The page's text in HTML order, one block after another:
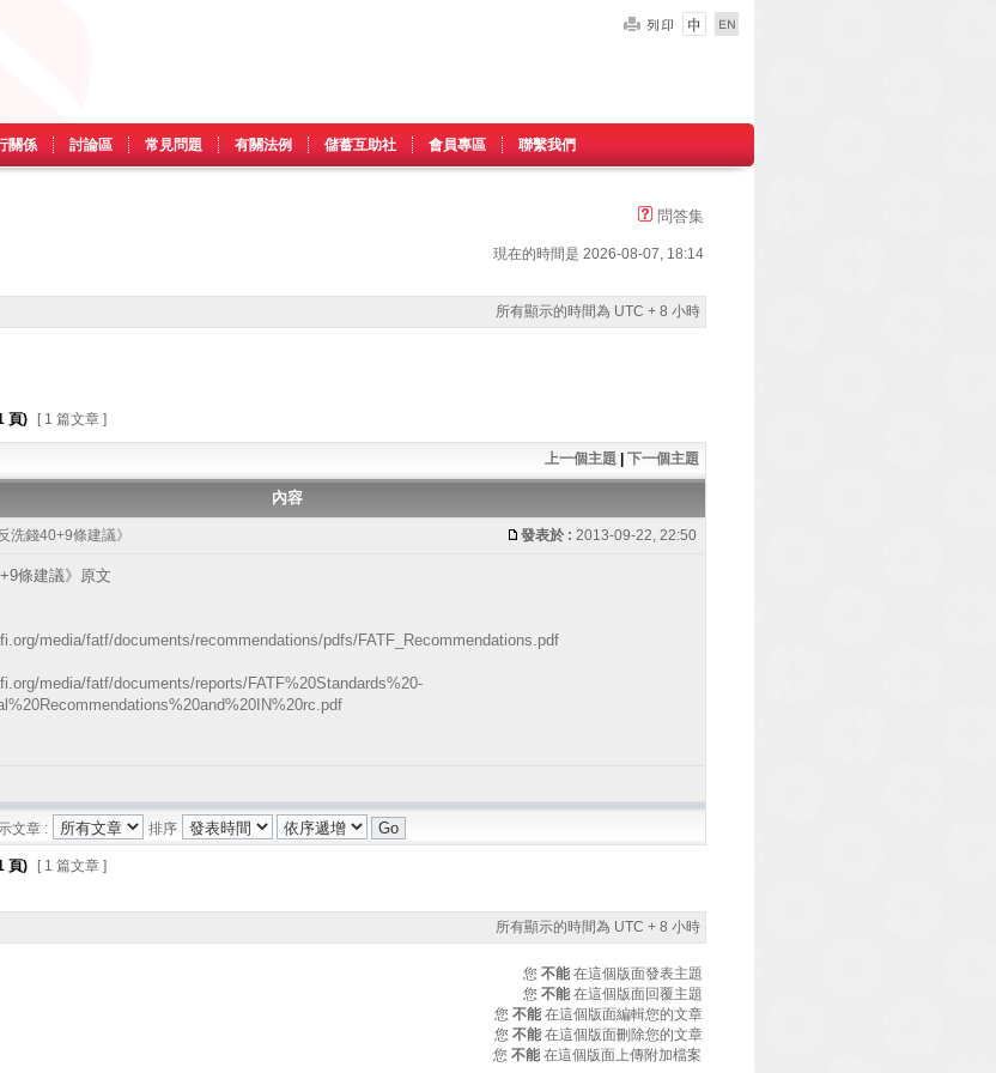
關係 討論區 常見問題 有關法例 儲蓄互助社 會員專區 聯繫我們
問答集
現在的時間是 2026-08-07, 18:14
所有顯示的時間為 UTC + 8 小時
頁) [ 1 篇文章 ]
上一個主題 下一個主題
內容
洗錢40+9條建議》 發表於 : 2013-09-22, 22:50
條建議》原文
media/fatf/documents/recommendations/pdfs/FATF_Recommendations.pdf
media/fatf/documents/reports/FATF%20Standards%20-
文章 : 排序
頁) [ 1 篇文章 ]
所有顯示的時間為 UTC + 8 小時
您 不能 在這個版面發表主題
您 不能 在這個版面回覆主題
您 不能 在這個版面編輯您的文章
您 不能 在這個版面刪除您的文章
您 不能 在這個版面上傳附加檔案